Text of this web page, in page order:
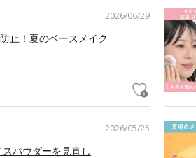
2026/06/29
止！夏のベースメイク
2026/05/25
パウダーを見直し